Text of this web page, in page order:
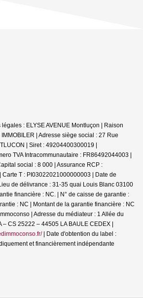
: ELYSE AVENUE Montluçon | Raison
| Adresse siège social : 27 Rue
| Siret : 49204400300019 |
TVA Intracommunautaire : FR86492044003 |
social : 8 000 | Assurance RCP :
Carte T : PI03022021000000003 | Date de
de délivrance : 31-35 quai Louis Blanc 03100
financière : NC. | N° de caisse de garantie :
: NC | Montant de la garantie financière : NC
| Adresse du médiateur : 1 Allée du
– CS 25222 – 44505 LA BAULE CEDEX |
| Date d'obtention du label :
et financièrement indépendante